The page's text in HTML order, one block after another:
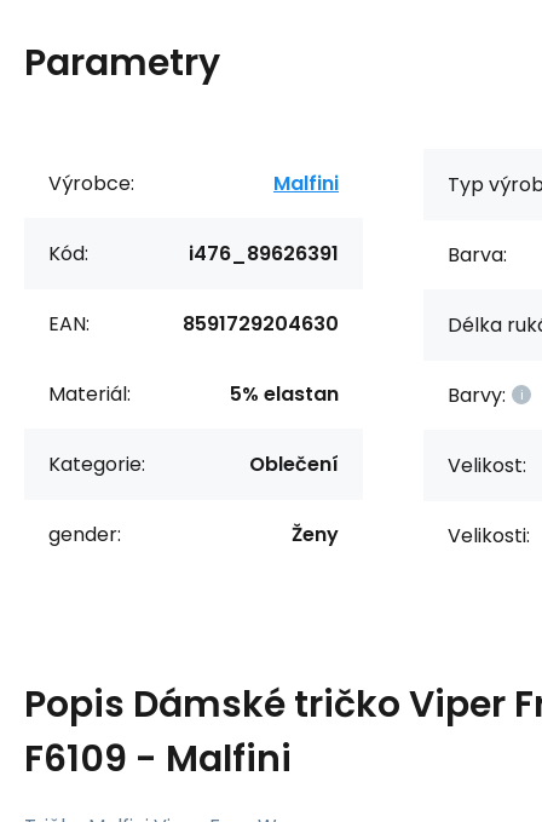
Parametry
Výrobce: Malfini
Kód: i476_89626391
EAN: 8591729204630
Materiál: 5% elastan
Kategorie: Oblečení
gender: Ženy
Typ
Barva:
Délka
Barvy:
Velikost:
Velikosti:
Popis Dámské tričko Viper
F6109 - Malfini